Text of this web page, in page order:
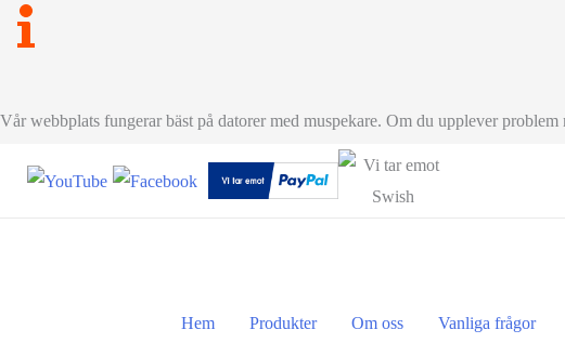
Vår webbplats fungerar bäst på datorer med muspekare. Om du upplever
Hem Produkter Om oss Vanliga frågor